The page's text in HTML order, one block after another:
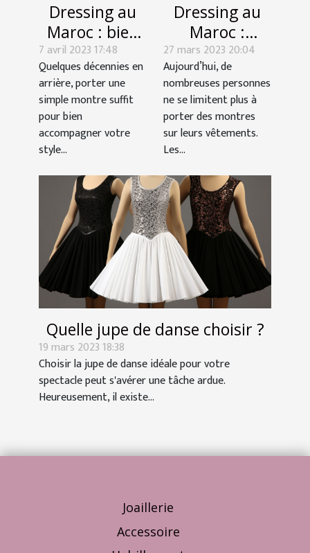
Dressing au
Maroc : bien
choisir vos
sacoches et
sacs à main
7 avril 2023 17:48
Quelques décennies en
arrière, porter une
simple montre suffit
pour bien
accompagner votre
style...
Dressing au
Maroc :
Comment
bien choisir
vos sacoches
et sacs à main
?
27 mars 2023 20:04
Aujourd’hui, de
nombreuses personnes
ne se limitent plus à
porter des montres
sur leurs vêtements.
Les...
Quelle jupe de danse choisir ?
19 mars 2023 18:38
Choisir la jupe de danse idéale pour votre
spectacle peut s'avérer une tâche ardue.
Heureusement, il existe...
Joaillerie
Accessoire